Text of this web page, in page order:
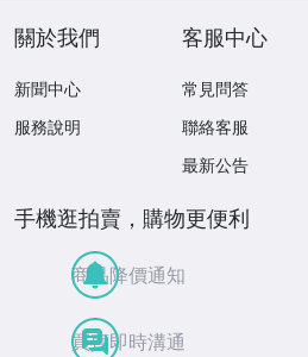
關於我們
新聞中心
服務說明
客服中心
常見問答
聯絡客服
最新公告
手機逛拍賣，購物更便利
商品降價通知
買賣即時溝通